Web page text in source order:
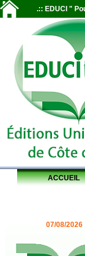
.:: EDUCI "
ACCUEIL
07/08/2026